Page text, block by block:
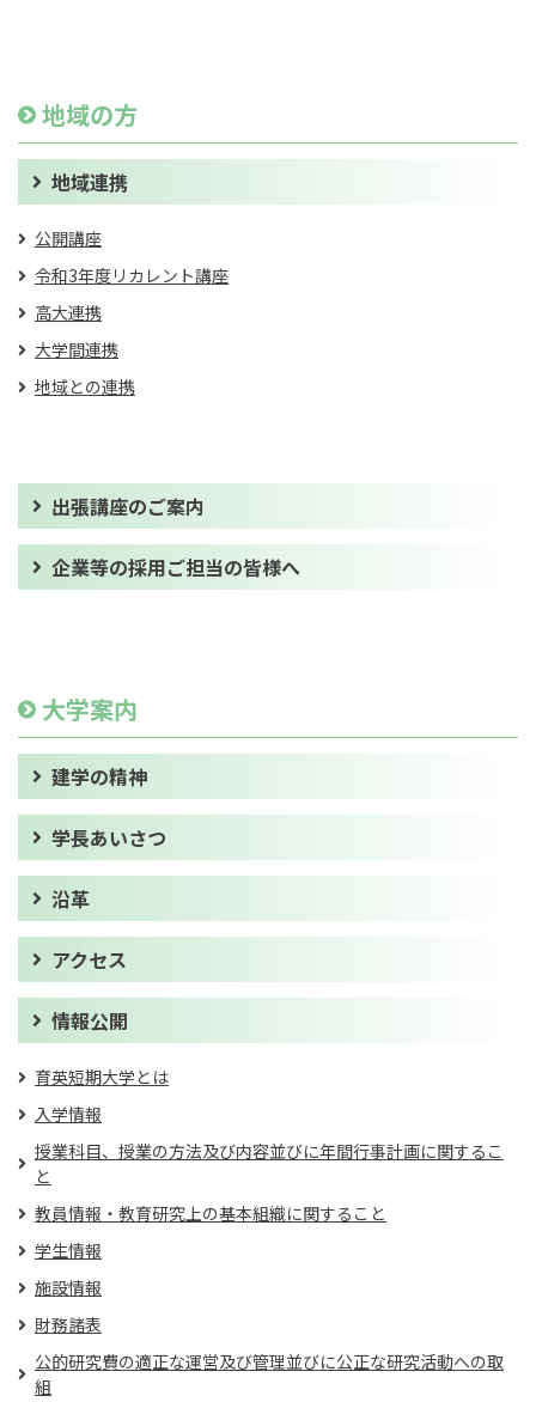
地域の方
地域連携
公開講座
令和3年度リカレント講座
高大連携
大学間連携
地域との連携
出張講座のご案内
企業等の採用ご担当の皆様へ
大学案内
建学の精神
学長あいさつ
沿革
アクセス
情報公開
育英短期大学とは
入学情報
授業科目、授業の方法及び内容並びに年間行事計画に関するこ
と
教員情報・教育研究上の基本組織に関すること
学生情報
施設情報
財務諸表
公的研究費の適正な運営及び管理並びに公正な研究活動への取
組